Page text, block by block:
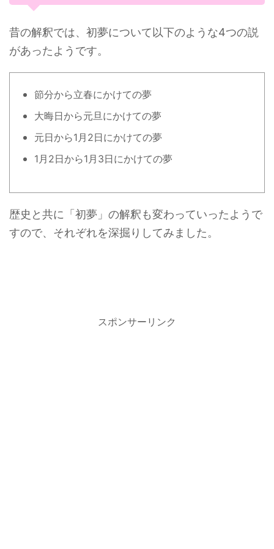
昔の解釈では、初夢について以下のような4つの説
があったようです。
節分から立春にかけての夢
大晦日から元旦にかけての夢
元日から1月2日にかけての夢
1月2日から1月3日にかけての夢
歴史と共に「初夢」の解釈も変わっていったようで
すので、それぞれを深掘りしてみました。
スポンサーリンク